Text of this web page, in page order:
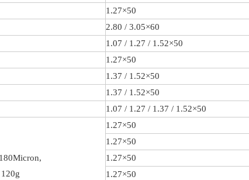
1.27×50
2.80 / 3.05×60
1.07 / 1.27 / 1.52×50
1.27×50
1.37 / 1.52×50
1.37 / 1.52×50
1.07 / 1.27 / 1.37 / 1.52×50
1.27×50
1.27×50
1.27×50
1.27×50